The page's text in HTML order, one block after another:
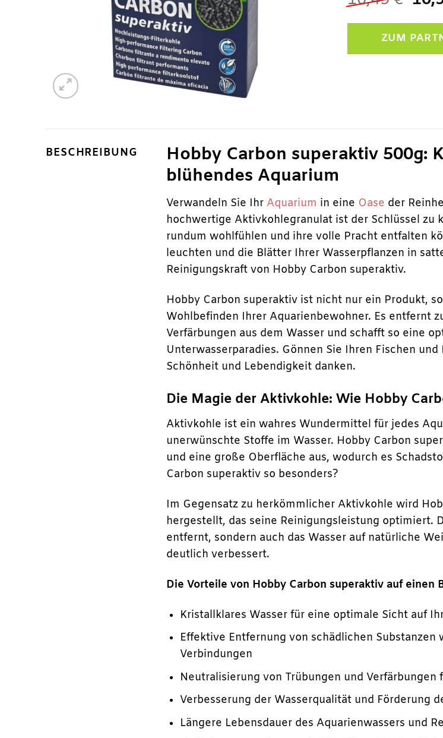
ZUM
BESCHREIBUNG
Hobby Carbon superaktiv 500g:
blühendes Aquarium
Verwandeln Sie Ihr Aquarium in eine Oase der
hochwertige Aktivkohlegranulat ist der Schlüssel zu
rundum wohlfühlen und ihre volle Pracht entfalten
leuchten und die Blätter Ihrer Wasserpflanzen in
Reinigungskraft von Hobby Carbon superaktiv.
Hobby Carbon superaktiv ist nicht nur ein Produkt,
Wohlbefinden Ihrer Aquarienbewohner. Es entfernt
Verfärbungen aus dem Wasser und schafft so eine
Unterwasserparadies. Gönnen Sie Ihren Fischen
Schönheit und Lebendigkeit danken.
Die Magie der Aktivkohle: Wie Hobby
Aktivkohle ist ein wahres Wundermittel für jedes
unerwünschte Stoffe im Wasser. Hobby Carbon
und eine große Oberfläche aus, wodurch es
Carbon superaktiv so besonders?
Im Gegensatz zu herkömmlicher Aktivkohle wird
hergestellt, das seine Reinigungsleistung optimiert.
entfernt, sondern auch das Wasser auf natürliche
deutlich verbessert.
Die Vorteile von Hobby Carbon superaktiv auf einen
Kristallklares Wasser für eine optimale Sicht auf
Effektive Entfernung von schädlichen
Verbindungen
Neutralisierung von Trübungen und
Verbesserung der Wasserqualität und Förderung
Längere Lebensdauer des Aquarienwassers und